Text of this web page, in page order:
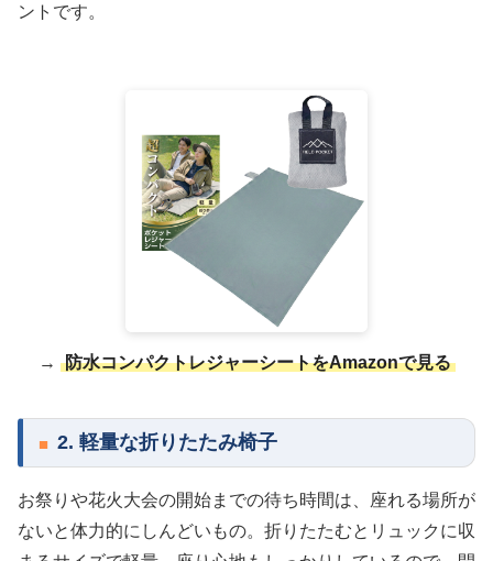
ントです。
→ 防水コンパクトレジャーシートをAmazonで見る
2. 軽量な折りたたみ椅子
お祭りや花火大会の開始までの待ち時間は、座れる場所が
ないと体力的にしんどいもの。折りたたむとリュックに収